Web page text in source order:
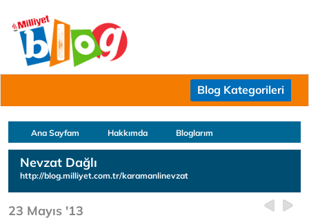
Blog Kategorileri
Ana Sayfam Hakkımda Bloglarım
Nevzat Dağlı
http://blog.milliyet.com.tr/karamanlinevzat
23 Mayıs '13